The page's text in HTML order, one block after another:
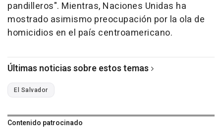
pandilleros". Mientras, Naciones Unidas ha
mostrado asimismo preocupación por la ola de
homicidios en el país centroamericano.
Últimas noticias sobre estos temas
El Salvador
Contenido patrocinado